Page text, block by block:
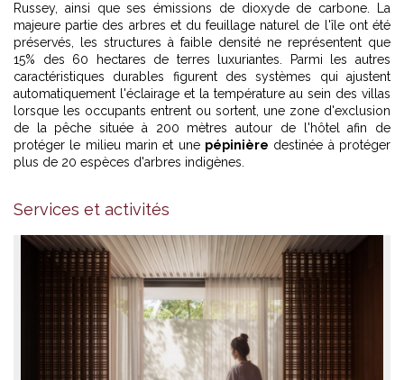
Russey, ainsi que ses émissions de dioxyde de carbone. La
majeure partie des arbres et du feuillage naturel de l'île ont été
préservés, les structures à faible densité ne représentent que
15% des 60 hectares de terres luxuriantes. Parmi les autres
caractéristiques durables figurent des systèmes qui ajustent
automatiquement l'éclairage et la température au sein des villas
lorsque les occupants entrent ou sortent, une zone d'exclusion
de la pêche située à 200 mètres autour de l'hôtel afin de
protéger le milieu marin et une pépinière destinée à protéger
plus de 20 espèces d'arbres indigènes.
Services et activitésAlila Villas Koh Russey